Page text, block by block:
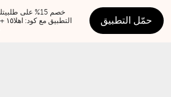
حمّل التطبيق